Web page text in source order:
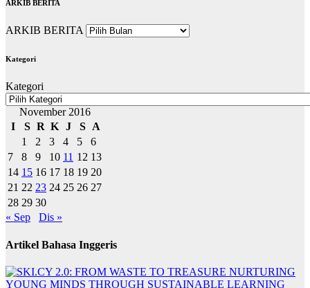
ARKIB BERITA
ARKIB BERITA
Kategori
Kategori
November 2016
I
S R K J S
A
1
2 3 4 5
6
7
8 9 10 11 12 13
14 15 16 17 18 19 20
21 22 23 24 25 26 27
28 29 30
« Sep
Dis »
Artikel Bahasa Inggeris